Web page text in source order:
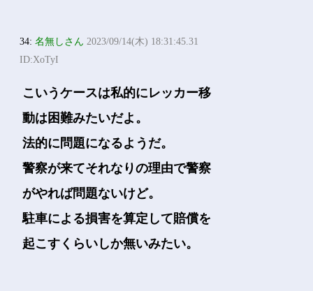
34:名無しさん 2023/09/14(木) 18:31:45.31
ID:XoTyI
こいうケースは私的にレッカー移
動は困難みたいだよ。
法的に問題になるようだ。
警察が来てそれなりの理由で警察
がやれば問題ないけど。
駐車による損害を算定して賠償を
起こすくらいしか無いみたい。